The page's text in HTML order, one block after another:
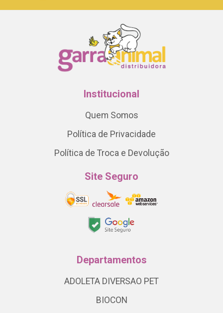
Institucional
Quem Somos
Política de Privacidade
Política de Troca e Devolução
Site Seguro
Departamentos
ADOLETA DIVERSAO PET
BIOCON